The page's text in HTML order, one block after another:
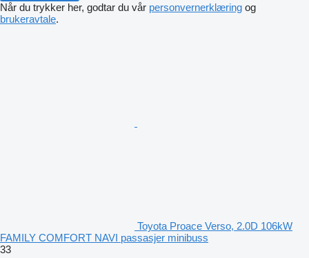
Når du trykker her, godtar du vår personvernerklæring og
brukeravtale.
Toyota Proace Verso, 2.0D 106kW
FAMILY COMFORT NAVI passasjer minibuss
33